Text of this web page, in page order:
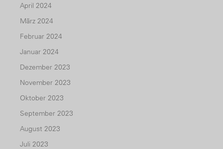
April 2024
März 2024
Februar 2024
Januar 2024
Dezember 2023
November 2023
Oktober 2023
September 2023
August 2023
Juli 2023